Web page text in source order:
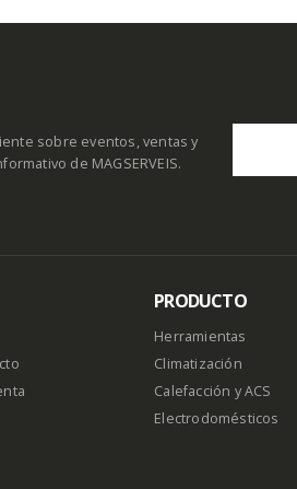
sobre eventos, ventas y
de MAGSERVEIS.
PRODUCTO
Herramientas
Climatización
Calefacción y ACS
Electrodomésticos